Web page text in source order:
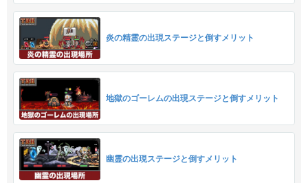
炎の精霊の出現ステージと倒すメリット
地獄のゴーレムの出現ステージと倒すメリット
幽霊の出現ステージと倒すメリット